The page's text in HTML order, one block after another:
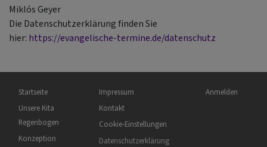
Miklós Geyer
Die Datenschutzerklärung finden Sie
hier: https://evangelische-termine.de/datenschutz
Hauptnavigation
Startseite
Unsere Kita
Regenbogen
Konzeption
Fußbereichsmenü
Impressum
Kontakt
Cookie-Einstellungen
Datenschutzerklärung
Benutzermenü
Anmelden